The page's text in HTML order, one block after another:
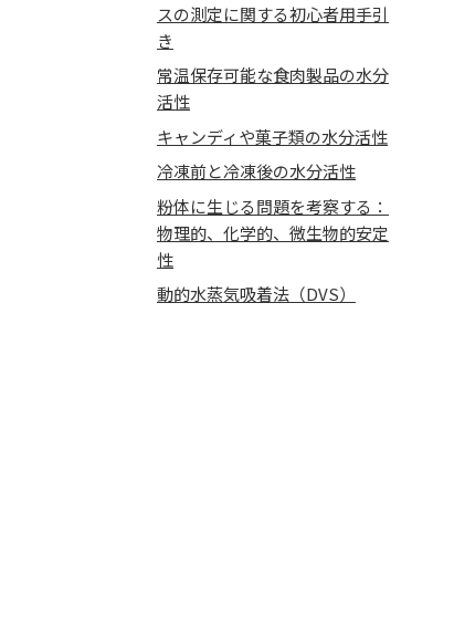
スの測定に関する初心者用手引
き
常温保存可能な食肉製品の水分
活性
キャンディや菓子類の水分活性
冷凍前と冷凍後の水分活性
粉体に生じる問題を考察する：
物理的、化学的、微生物的安定
性
動的水蒸気吸着法（DVS）